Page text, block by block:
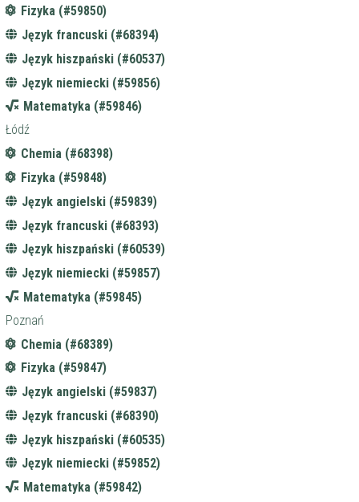
Fizyka (#59850)
Język francuski (#68394)
Język hiszpański (#60537)
Język niemiecki (#59856)
Matematyka (#59846)
Łódź
Chemia (#68398)
Fizyka (#59848)
Język angielski (#59839)
Język francuski (#68393)
Język hiszpański (#60539)
Język niemiecki (#59857)
Matematyka (#59845)
Poznań
Chemia (#68389)
Fizyka (#59847)
Język angielski (#59837)
Język francuski (#68390)
Język hiszpański (#60535)
Język niemiecki (#59852)
Matematyka (#59842)